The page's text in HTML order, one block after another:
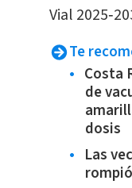
Vial
Te
Costa
de
dosis
Las